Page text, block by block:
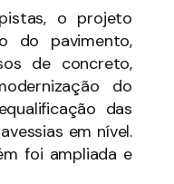
o projeto
do pavimento,
de concreto,
do
das
em nível.
foi ampliada e